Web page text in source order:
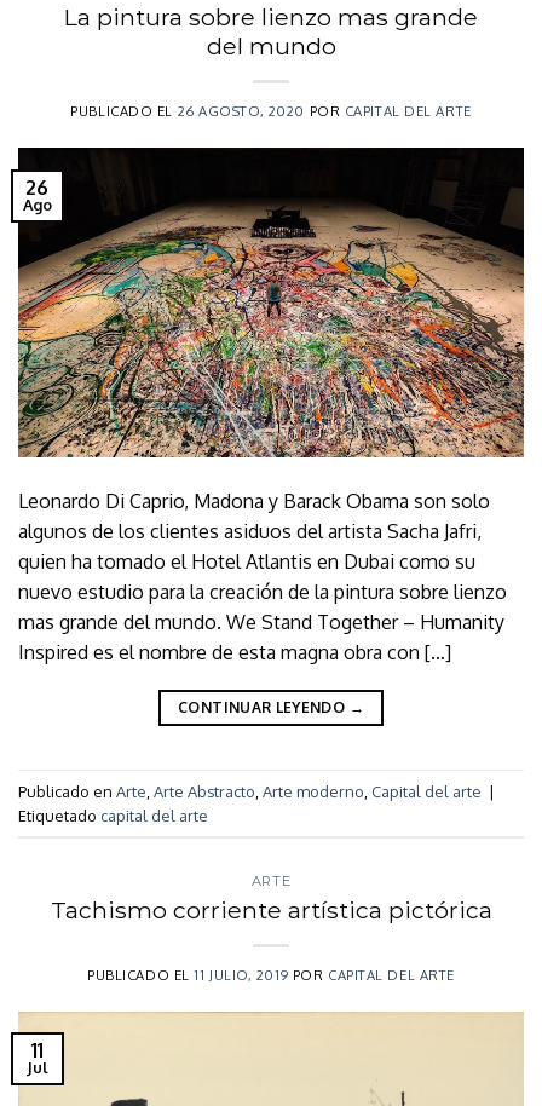
La pintura sobre lienzo mas grande
del mundo
PUBLICADO EL 26 AGOSTO, 2020 POR CAPITAL DEL ARTE
26
Ago
Leonardo Di Caprio, Madona y Barack Obama son solo
algunos de los clientes asiduos del artista Sacha Jafri,
quien ha tomado el Hotel Atlantis en Dubai como su
nuevo estudio para la creación de la pintura sobre lienzo
mas grande del mundo. We Stand Together – Humanity
Inspired es el nombre de esta magna obra con […]
CONTINUAR LEYENDO →
Publicado en Arte Arte Abstracto Arte moderno Capital del arte |
Etiquetado capital del arte
ARTE
Tachismo corriente artística pictórica
PUBLICADO EL11 JULIO, 2019 POR CAPITAL DEL ARTE
11
Jul